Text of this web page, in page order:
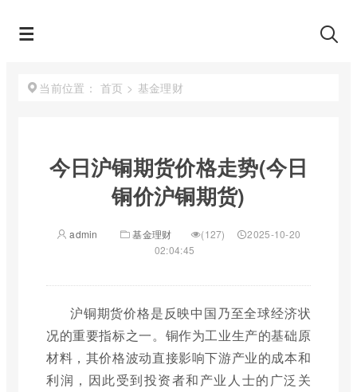
当前位置： 首页 > 基金理财
今日沪铜期货价格走势(今日
铜价沪铜期货)
admin 基金理财 (127)
2025-10-20
02:04:45
沪铜期货价格是反映中国乃至全球经济状
况的重要指标之一。铜作为工业生产的基础原
材料，其价格波动直接影响下游产业的成本和
利润，因此受到投资者和产业人士的广泛关